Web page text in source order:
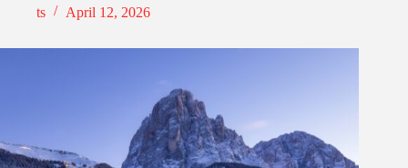
ts
April 12, 2026